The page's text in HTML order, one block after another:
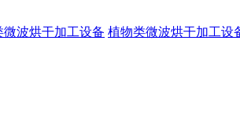
微波烘干加工设备 植物类微波烘干加工设